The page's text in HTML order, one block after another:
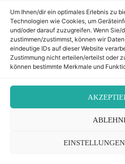
Um Ihnen/dir ein optimales Erlebnis zu
Technologien wie Cookies, um
und/oder darauf zuzugreifen. Wenn Sie/
zustimmen/zustimmst, können wir
eindeutige IDs auf dieser Website
Zustimmung nicht erteilen/erteilst oder
können bestimmte Merkmale und
FOLLOW ME